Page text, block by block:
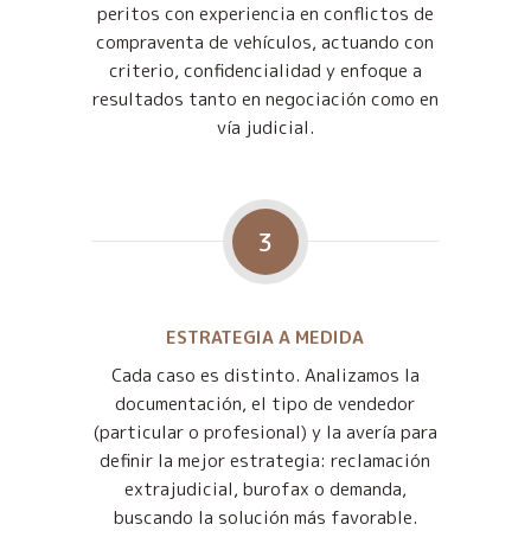
peritos con experiencia en conflictos de
compraventa de vehículos, actuando con
criterio, confidencialidad y enfoque a
resultados tanto en negociación como en
vía judicial.
3
ESTRATEGIA A MEDIDA
Cada caso es distinto. Analizamos la
documentación, el tipo de vendedor
(particular o profesional) y la avería para
definir la mejor estrategia: reclamación
extrajudicial, burofax o demanda,
buscando la solución más favorable.